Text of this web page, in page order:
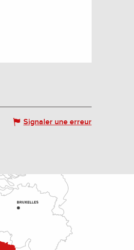
Signaler une erreur